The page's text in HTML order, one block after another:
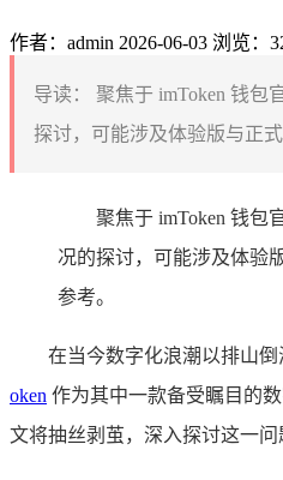
作者：admin 2026-06-03 浏览：
导读：
聚焦于 imToken 钱包
探讨，可能涉及体验版与正
聚焦于 imToken 钱包
况的探讨，可能涉及体验
参考。
在当今数字化浪潮以排山
oken 作为其中一款备受瞩目的
文将抽丝剥茧，深入探讨这一问